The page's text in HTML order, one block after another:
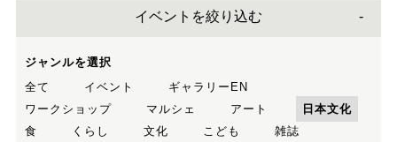
イベントを絞り込む
ジャンルを選択
全て
イベント
ギャラリーEN
ワークショップ
マルシェ アート
日本文化
食
くらし 文化 こども 雑誌